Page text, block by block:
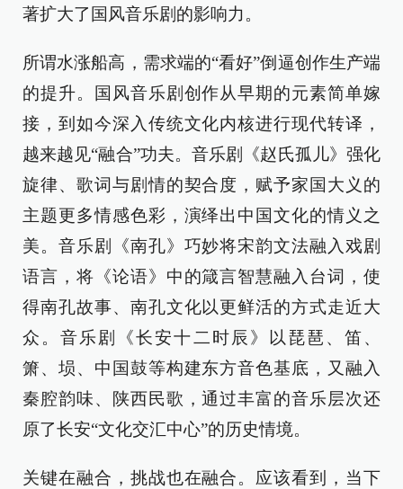
著扩大了国风音乐剧的影响力。
所谓水涨船高，需求端的“看好”倒逼创作生产端
的提升。国风音乐剧创作从早期的元素简单嫁
接，到如今深入传统文化内核进行现代转译，
越来越见“融合”功夫。音乐剧《赵氏孤儿》强化
旋律、歌词与剧情的契合度，赋予家国大义的
主题更多情感色彩，演绎出中国文化的情义之
美。音乐剧《南孔》巧妙将宋韵文法融入戏剧
语言，将《论语》中的箴言智慧融入台词，使
得南孔故事、南孔文化以更鲜活的方式走近大
众。音乐剧《长安十二时辰》以琵琶、笛、
箫、埙、中国鼓等构建东方音色基底，又融入
秦腔韵味、陕西民歌，通过丰富的音乐层次还
原了长安“文化交汇中心”的历史情境。
关键在融合，挑战也在融合。应该看到，当下